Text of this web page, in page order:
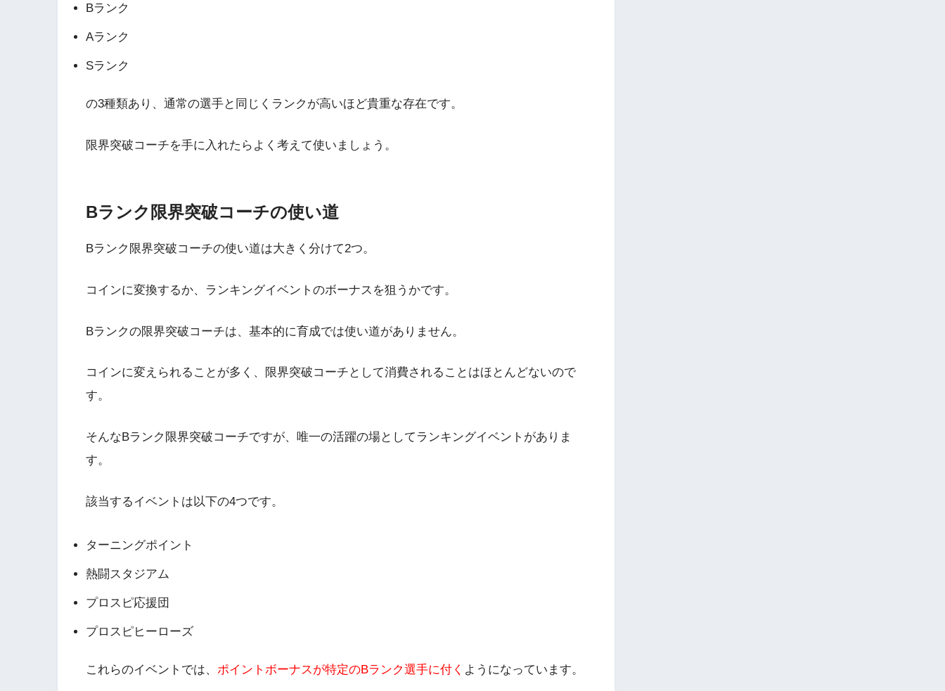
Bランク
Aランク
Sランク
の3種類あり、通常の選手と同じくランクが高いほど貴重な存在です。
限界突破コーチを手に入れたらよく考えて使いましょう。
Bランク限界突破コーチの使い道
Bランク限界突破コーチの使い道は大きく分けて2つ。
コインに変換するか、ランキングイベントのボーナスを狙うかです。
Bランクの限界突破コーチは、基本的に育成では使い道がありません。
コインに変えられることが多く、限界突破コーチとして消費されることはほとんどないので
す。
そんなBランク限界突破コーチですが、唯一の活躍の場としてランキングイベントがありま
す。
該当するイベントは以下の4つです。
ターニングポイント
熱闘スタジアム
プロスピ応援団
プロスピヒーローズ
これらのイベントでは、 ポイントボーナスが特定のBランク選手に付く ようになっています。